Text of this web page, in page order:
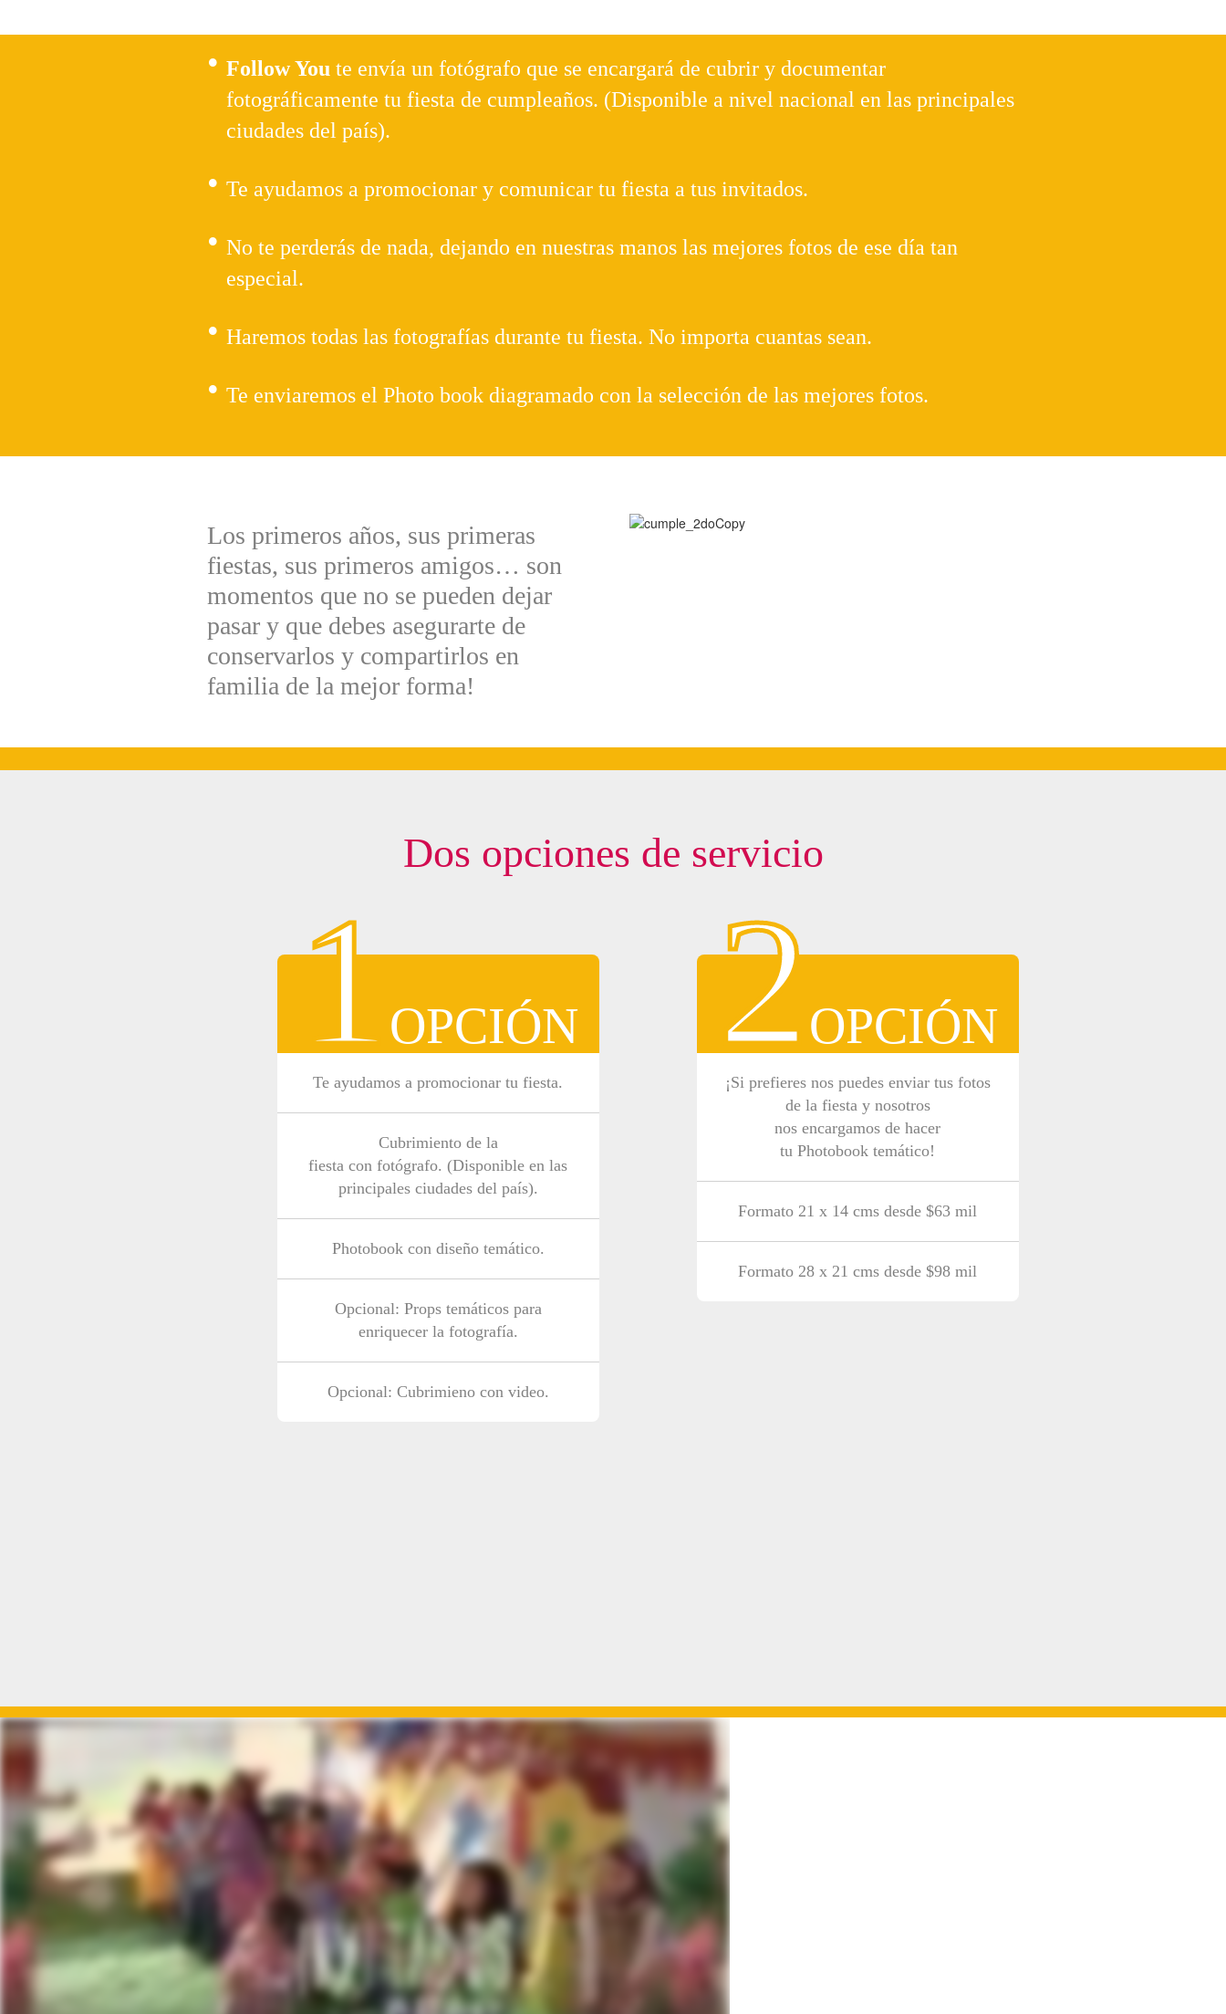
Follow You te envía un fotógrafo que se encargará de cubrir y documentar
fotográficamente tu fiesta de cumpleaños. (Disponible a nivel nacional en las principales
ciudades del país).
Te ayudamos a promocionar y comunicar tu fiesta a tus invitados.
No te perderás de nada, dejando en nuestras manos las mejores fotos de ese día tan
especial.
Haremos todas las fotografías durante tu fiesta. No importa cuantas sean.
Te enviaremos el Photo book diagramado con la selección de las mejores fotos.
Los primeros años, sus primeras
fiestas, sus primeros amigos… son
momentos que no se pueden dejar
pasar y que debes asegurarte de
conservarlos y compartirlos en
familia de la mejor forma!
Dos opciones de servicio
1OPCIÓN
Te ayudamos a promocionar tu fiesta.
Cubrimiento de la
fiesta con fotógrafo. (Disponible en las
principales ciudades del país).
Photobook con diseño temático.
Opcional: Props temáticos para
enriquecer la fotografía.
Opcional: Cubrimieno con video.
2OPCIÓN
¡Si prefieres nos puedes enviar tus fotos
de la fiesta y nosotros
nos encargamos de hacer
tu Photobook temático!
Formato 21 x 14 cms desde $63 mil
Formato 28 x 21 cms desde $98 mil